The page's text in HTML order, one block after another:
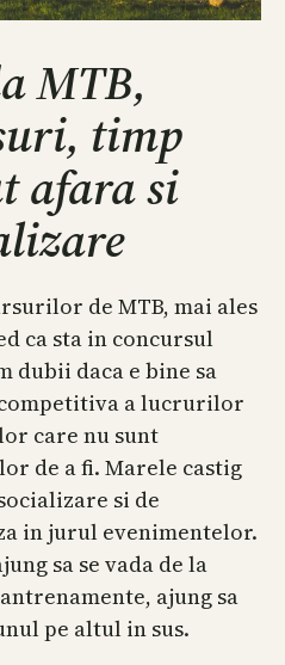
MTB,
timp
afara si
de MTB, mai ales
ca sta in concursul
dubii daca e bine sa
a lucrurilor
care nu sunt
de a fi. Marele castig
si de
in jurul evenimentelor.
sa se vada de la
ajung sa
pe altul in sus.